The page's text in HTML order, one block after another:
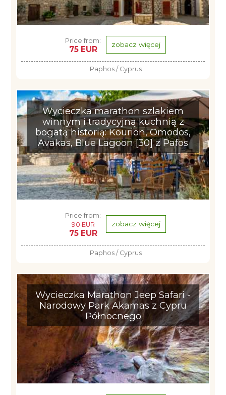
Price from:
75 EUR zobacz więcej
Paphos / Cyprus
Wycieczka marathon szlakiem
winnym i tradycyjną kuchnią z
bogatą historią: Kourion, Omodos,
Avakas, Blue Lagoon [30] z Pafos
Price from:
90 EUR
75 EUR
zobacz więcej
Paphos / Cyprus
Wycieczka Marathon Jeep Safari -
Narodowy Park Akamas z Cypru
Północnego